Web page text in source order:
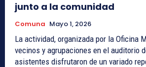
junto a la comunidad
Comuna Mayo 1, 2026
La actividad, organizada por la Oficina
vecinos y agrupaciones en el auditorio
asistentes disfrutaron de un variado